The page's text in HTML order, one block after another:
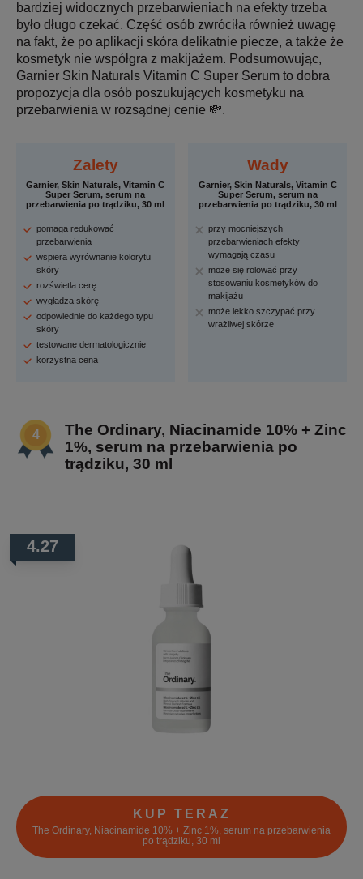
bardziej widocznych przebarwieniach na efekty trzeba
było długo czekać. Część osób zwróciła również uwagę
na fakt, że po aplikacji skóra delikatnie piecze, a także że
kosmetyk nie współgra z makijażem. Podsumowując,
Garnier Skin Naturals Vitamin C Super Serum to dobra
propozycja dla osób poszukujących kosmetyku na
przebarwienia w rozsądnej cenie 💸.
Zalety
Garnier, Skin Naturals, Vitamin C
Super Serum, serum na
przebarwienia po trądziku, 30 ml
pomaga redukować
przebarwienia
wspiera wyrównanie kolorytu
skóry
rozświetla cerę
wygładza skórę
odpowiednie do każdego typu
skóry
testowane dermatologicznie
korzystna cena
Wady
Garnier, Skin Naturals, Vitamin C
Super Serum, serum na
przebarwienia po trądziku, 30 ml
przy mocniejszych
przebarwieniach efekty
wymagają czasu
może się rolować przy
stosowaniu kosmetyków do
makijażu
może lekko szczypać przy
wrażliwej skórze
The Ordinary, Niacinamide 10% + Zinc
1%, serum na przebarwienia po
trądziku, 30 ml
4.27
KUP TERAZ
The Ordinary, Niacinamide 10% + Zinc 1%, serum na przebarwienia
po trądziku, 30 ml